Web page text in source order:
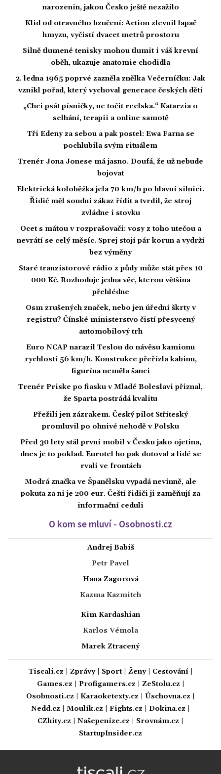
narozenin, jakou Česko ještě nezažilo
Klid od otravného bzučení: Action zlevnil lapač
hmyzu, vyčistí dvacet metrů prostoru
Silně tlumené tenisky mohou tlumit i váš krevní
oběh, ukazuje anatomie chodidla
2. ledna 1965 poprvé zazněla znělka Večerníčku: Jak
vznikl pořad, který vychoval generace českých dětí
„Chci psát písničky, ne točit reelska.“ Katarzia o
selhání, terapii a online samotě
Tři Edeny za sebou a pak postel: Ewa Farna se
pochlubila svým rituálem
Trenér Jona Jonese má jasno. Doufá, že už nebude
bojovat
Elektrická koloběžka jela 70 km/h po hlavní silnici.
Řidič měl soudní zákaz řídit a tvrdil, že stroj
zvládne i stovku
Ocet s mátou v rozprašovači: vosy z toho utečou a
nevrátí se celý měsíc. Sprej stojí pár korun a vydrží
bez výměny
Staré tranzistorové rádio z půdy může stát přes 10
000 Kč. Rozhoduje jedna věc, kterou většina
přehlédne
Osm zrušených značek, nebo jen úřední škrty v
registru? Čínské ministerstvo čistí přesycený
automobilový trh
Euro NCAP narazil Teslou do návěsu kamionu
rychlostí 56 km/h. Konstrukce přeřízla kabinu,
figurína neměla šanci
Trenér Priske po fiasku v Mladé Boleslavi přiznal,
že Sparta postrádá kvalitu
Přežili jen zázrakem. Český pilot Stříteský
promluvil po ohnivé nehodě v Polsku
Před 30 lety stál první mobil v Česku jako ojetina,
dnes je to poklad. Eurotel ho pak dotoval a lidé se
rvali ve frontách
Modrá značka ve Španělsku vypadá nevinně, ale
pokuta za ni je 200 eur. Čeští řidiči ji zaměňují za
informační ceduli
O kom se mluví - Osobnosti.cz
Andrej Babiš
Petr Pavel
Hana Zagorová
Kazma Kazmitch
Kim Kardashian
Karlos Vémola
Marek Ztracený
Tiscali.cz Zprávy| Sport| Ženy| Cestování|
Games.cz
Profigamers.cz ZeStolu.cz
Osobnosti.cz
Karaoketexty.cz Úschovna.cz
Nedd.cz
Moulík.cz Fights.cz Dokina.cz
CZhity.cz
Našepeníze.cz Srovnám.cz
StartupInsider.cz